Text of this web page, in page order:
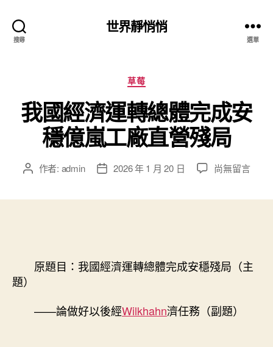
搜尋
世界靜悄悄
選單
分
類
草莓
我國經濟運轉總體完成安
穩億嵐工廠直營殘局
文 作者: admin
文 2026 年 1 月 20 日
在
總
體
安
尚無留言
原題目：我國經濟運轉總體完成安穩殘局（主
題）
——論做好以後經Wilkhahn濟任務（副題）